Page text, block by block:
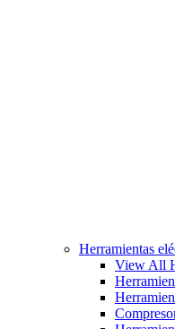
Herramientas
View All